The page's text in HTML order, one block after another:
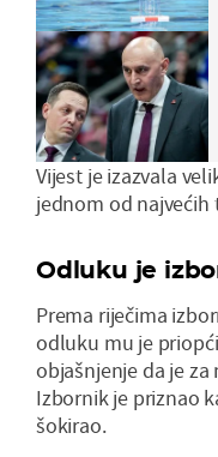
Vijest je izazvala
jednom od
Odluku je
Prema riječima
odluku mu je
objašnjenje da je za
Izbornik je priznao
šokirao.